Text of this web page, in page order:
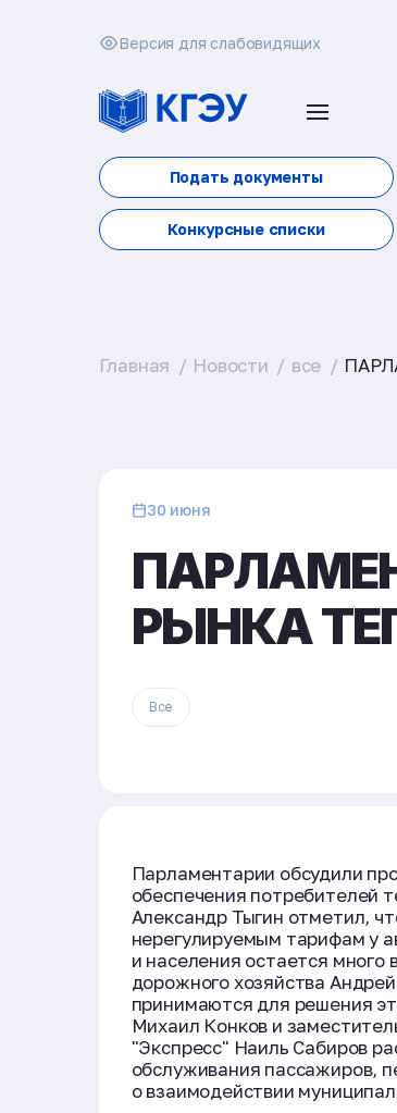
Версия для слабовидящих
Подать документы
Конкурсные списки
Главная Новости все
30 июня
РЫНКА
Все
Парламентарии обсудили
обеспечения потребителей
Александр Тыгин отметил,
нерегулируемым тарифам у
и населения остается
дорожного хозяйства
принимаются для решения
Михаил Конков и
"Экспресс" Наиль Сабиров
обслуживания пассажиров,
о взаимодействии